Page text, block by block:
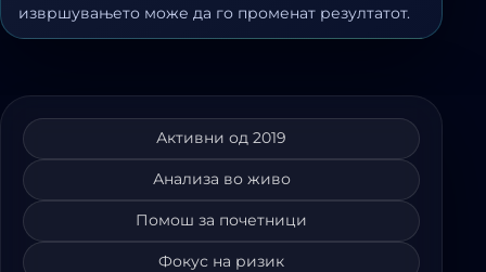
извршувањето може да го променат резултатот.
Активни од 2019
Анализа во живо
Помош за почетници
Фокус на ризик